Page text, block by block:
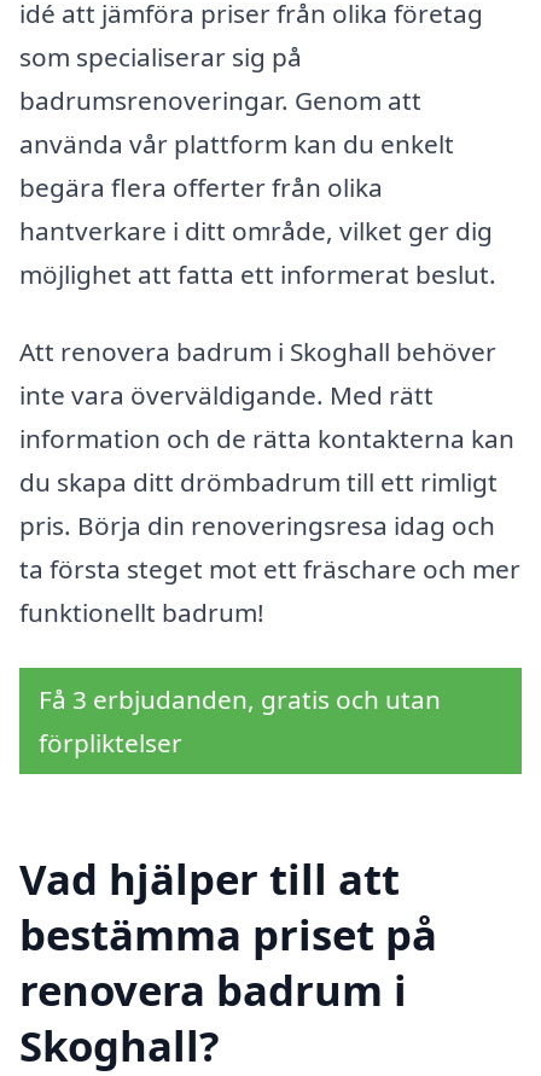
idé att jämföra priser från olika företag
som specialiserar sig på
badrumsrenoveringar. Genom att
använda vår plattform kan du enkelt
begära flera offerter från olika
hantverkare i ditt område, vilket ger dig
möjlighet att fatta ett informerat beslut.
Att renovera badrum i Skoghall behöver
inte vara överväldigande. Med rätt
information och de rätta kontakterna kan
du skapa ditt drömbadrum till ett rimligt
pris. Börja din renoveringsresa idag och
ta första steget mot ett fräschare och mer
funktionellt badrum!
Få 3 erbjudanden, gratis och utan
förpliktelser
Vad hjälper till att
bestämma priset på
renovera badrum i
Skoghall?